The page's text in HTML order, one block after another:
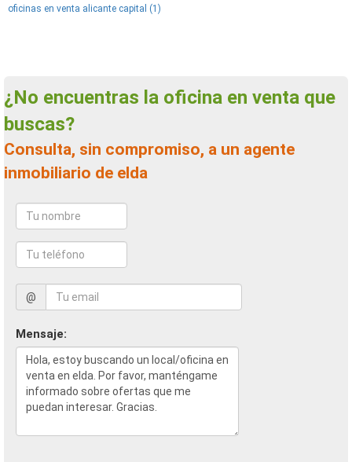
oficinas en venta alicante capital (1)
¿No encuentras la oficina en venta que
buscas?
Consulta, sin compromiso, a un agente
inmobiliario de elda
@
Mensaje: